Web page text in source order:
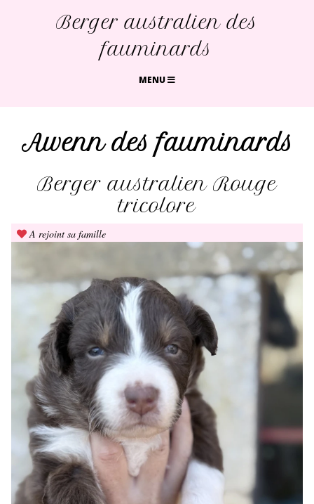
Berger australien des
fauminards
MENU
Awenn des fauminards
Berger australien Rouge
tricolore
A rejoint sa famille